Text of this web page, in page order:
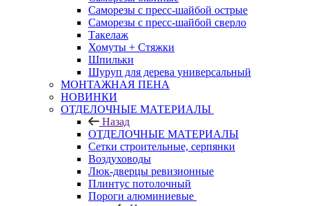
Саморезы с пресс-шайбой острые
Саморезы с пресс-шайбой сверло
Такелаж
Хомуты + Стяжки
Шпильки
Шуруп для дерева универсальный
МОНТАЖНАЯ ПЕНА
НОВИНКИ
ОТДЕЛОЧНЫЕ МАТЕРИАЛЫ
Назад
ОТДЕЛОЧНЫЕ МАТЕРИАЛЫ
Сетки строительные, серпянки
Воздуховоды
Люк-дверцы ревизионные
Плинтус потолочный
Пороги алюминиевые